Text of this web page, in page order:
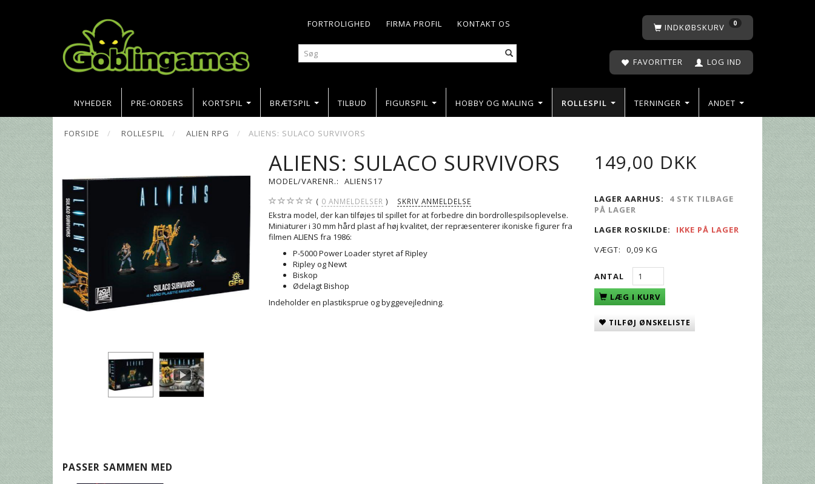
KONTAKT OS
FIRMA PROFIL
FORTROLIGHED INDKØBSKURV 0
FAVORITTER LOG IND
NYHEDER PRE-ORDERS KORTSPIL BRÆTSPIL TILBUD FIGURSPIL HOBBY OG MALING ROLLESPIL TERNINGER ANDET
FORSIDE ROLLESPIL ALIEN RPG ALIENS: SULACO SURVIVORS
ALIENS: SULACO SURVIVORS
MODEL/VARENR.: ALIENS17
0 ANMELDELSER SKRIV ANMELDELSE
Ekstra model, der kan tilføjes til spillet for at forbedre din bordrollespilsoplevelse.
Miniaturer i 30 mm hård plast af høj kvalitet, der repræsenterer ikoniske figurer fra
filmen ALIENS fra 1986:
P-5000 Power Loader styret af Ripley
Ripley og Newt
Biskop
Ødelagt Bishop
Indeholder en plastiksprue og byggevejledning.
149,00 DKK
LAGER AARHUS:
4 STK TILBAGE
PÅ LAGER
LAGER ROSKILDE:
IKKE PÅ LAGER
VÆGT:
0,09 KG
ANTAL
LÆG I KURV
TILFØJ ØNSKELISTE
PASSER SAMMEN MED